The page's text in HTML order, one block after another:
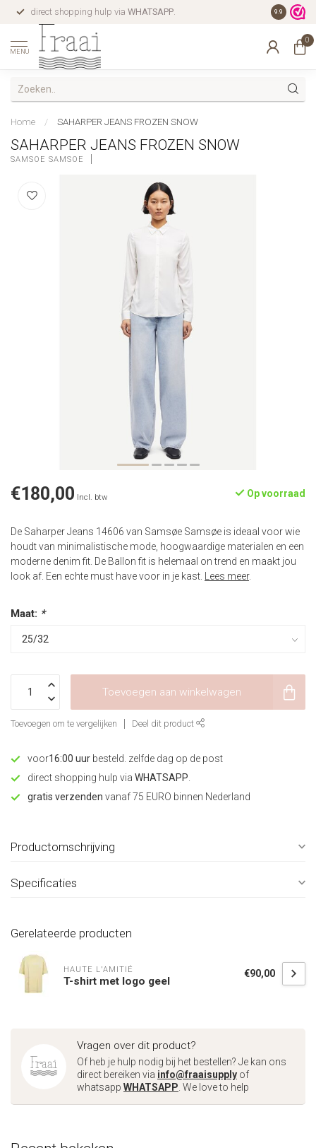
direct shopping hulp via WHATSAPP. gratis
9.9
MENU
0
Home / SAHARPER JEANS FROZEN SNOW
SAHARPER JEANS FROZEN SNOW
SAMSOE SAMSOE
€180,00 Incl. btw Op voorraad
De Saharper Jeans 14606 van Samsøe Samsøe is ideaal voor wie
houdt van minimalistische mode, hoogwaardige materialen en een
moderne denim fit. De Ballon fit is helemaal on trend en maakt jou
look af. Een echte must have voor in je kast.
Lees meer.
Maat: *
Toevoegen aan winkelwagen
Toevoegen om te vergelijken Deel dit product
voor16:00 uur besteld. zelfde dag op de post
direct shopping hulp via WHATSAPP
gratis verzenden vanaf 75 EURO binnen Nederland
Productomschrijving
Specificaties
Gerelateerde producten
HAUTE L'AMITIÉ
T-shirt met logo geel
€90,00
Vragen over dit product?
Of heb je hulp nodig bij het bestellen? Je kan ons
direct bereiken via info@fraaisupply of
whatsapp WHATSAPP . We love to help